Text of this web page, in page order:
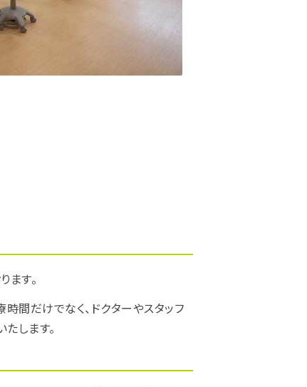
す。
間だけでなく、ドクターやスタッフ
します。